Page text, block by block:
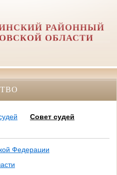
РАЙОННЫЙ
ОБЛАСТИ
Совет судей
Федерации